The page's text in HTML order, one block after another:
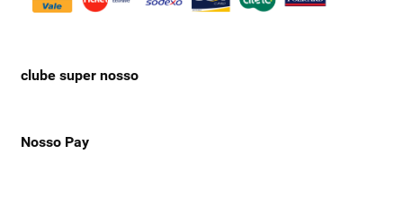
clube super nosso
Nosso Pay